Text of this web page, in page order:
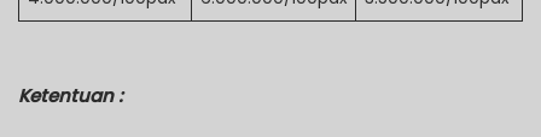
Ketentuan :